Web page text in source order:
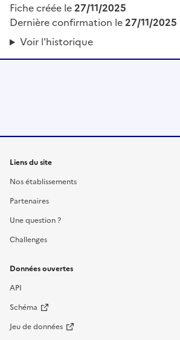
Fiche créée le27/11/2025
Dernière confirmation le27/11/2025
Voir l'historique
Liens du site
Nos établissements
Partenaires
Une question ?
Challenges
Données ouvertes
API
Schéma
Jeu de données